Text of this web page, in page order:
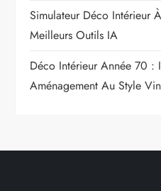
Simulateur Déco Intérieur
Meilleurs Outils IA
Déco Intérieur Année 70 :
Aménagement Au Style